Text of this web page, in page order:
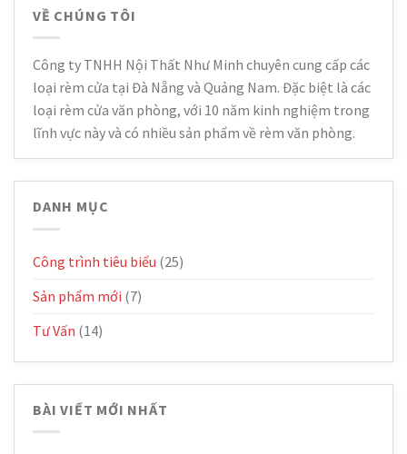
VỀ CHÚNG TÔI
Công ty TNHH Nội Thất Như Minh chuyên cung cấp các
loại rèm cửa tại Đà Nẵng và Quảng Nam. Đặc biệt là các
loại rèm cửa văn phòng, với 10 năm kinh nghiệm trong
lĩnh vực này và có nhiều sản phẩm về rèm văn phòng.
DANH MỤC
Công trình tiêu biểu (25)
Sản phẩm mới (7)
Tư Vấn (14)
BÀI VIẾT MỚI NHẤT